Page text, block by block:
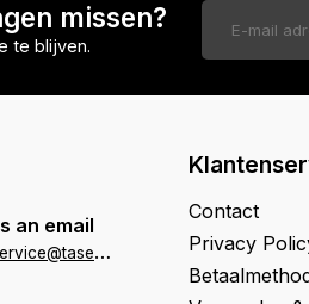
missen?
te blijven.
an email
k
lantenservice@tasenik.nl
Contact
Privacy